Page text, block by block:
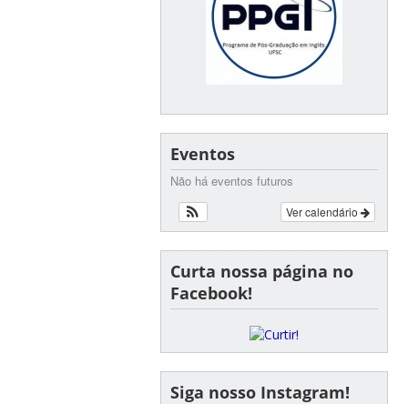
Eventos
Não há eventos futuros
Ver calendário
Curta nossa página no
Facebook!
Siga nosso Instagram!